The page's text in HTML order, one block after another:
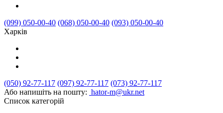
(099) 050-00-40 (068) 050-00-40 (093) 050-00-40
Харків
(050) 92-77-117 (097) 92-77-117 (073) 92-77-117
Або напишіть на пошту: hator-m@ukr.net
Список категорій